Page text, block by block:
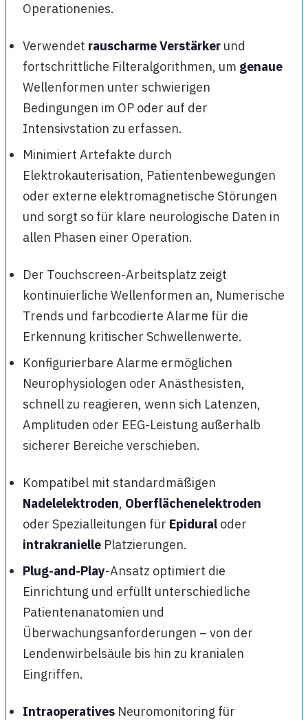
Operationenies.
Verwendet rauscharme Verstärker und
fortschrittliche Filteralgorithmen, um genaue
Wellenformen unter schwierigen
Bedingungen im OP oder auf der
Intensivstation zu erfassen.
Minimiert Artefakte durch
Elektrokauterisation, Patientenbewegungen
oder externe elektromagnetische Störungen
und sorgt so für klare neurologische Daten in
allen Phasen einer Operation.
Der Touchscreen-Arbeitsplatz zeigt
kontinuierliche Wellenformen an, Numerische
Trends und farbcodierte Alarme für die
Erkennung kritischer Schwellenwerte.
Konfigurierbare Alarme ermöglichen
Neurophysiologen oder Anästhesisten,
schnell zu reagieren, wenn sich Latenzen,
Amplituden oder EEG-Leistung außerhalb
sicherer Bereiche verschieben.
Kompatibel mit standardmäßigen
Nadelelektroden, Oberflächenelektroden
oder Spezialleitungen für Epidural oder
intrakranielle Platzierungen.
Plug-and-Play-Ansatz optimiert die
Einrichtung und erfüllt unterschiedliche
Patientenanatomien und
Überwachungsanforderungen – von der
Lendenwirbelsäule bis hin zu kranialen
Eingriffen.
Intraoperatives Neuromonitoring für